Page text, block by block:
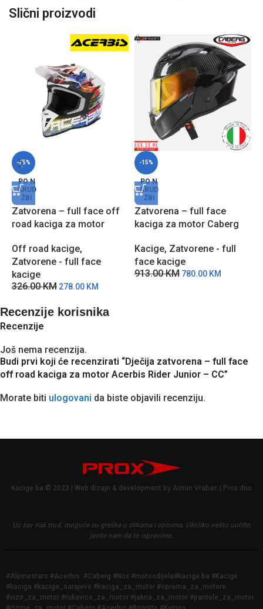
Slični proizvodi
-15%
PO N
ARUD
ŽBI
Zatvorena – full face off
road kaciga za motor
Off road kacige,
Zatvorene - full face
kacige
326.00KM 278.00 KM
-15%
PO N
ARUD
ŽBI
Zatvorena – full face
kaciga za motor Caberg
Kacige, Zatvorene - full
face kacige
913.00KM 780.00 KM
Recenzije korisnika
Recenzije
Još nema recenzija.
Budi prvi koji će recenzirati “Dječija zatvorena – full face
off road kaciga za motor Acerbis Rider Junior – CC”
Morate biti ulogovani da biste objavili recenziju.
Kacige.ba © 2023 | Web dizajn & development by Armin Vrabac | Prox doo
Uz sav naš trud, moguće su greške u slikama i opisima. Ukoliko nešto uočite,
javite nam da to ispravimo.
#Alpinestars #Acerbis #Caberg #Nox #motoodijela#kacige.ba #Kacige
#kaciga #kacige_sarajevo #kaciga_za_motor #oprema_za_motore
#vizir_za_motor #rukavice_za_motor #jakna_za_motor #pantole_za_motor